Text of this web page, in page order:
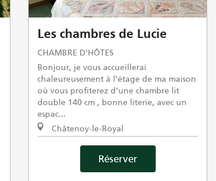
Les chambres de Lucie
CHAMBRE D'HÔTES
Bonjour, je vous accueillerai
chaleureusement à l’étage de ma maison
où vous profiterez d’une chambre lit
double 140 cm , bonne literie, avec un
espac...
Châtenoy-le-Royal
Réserver